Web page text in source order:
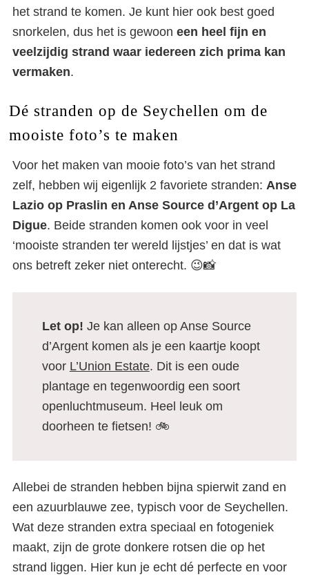
het strand te komen. Je kunt hier ook best goed
snorkelen, dus het is gewoon een heel fijn en
veelzijdig strand waar iedereen zich prima kan
vermaken.
Dé stranden op de Seychellen om de
mooiste foto’s te maken
Voor het maken van mooie foto’s van het strand
zelf, hebben wij eigenlijk 2 favoriete stranden: Anse
Lazio op Praslin en Anse Source d’Argent op La
Digue. Beide stranden komen ook voor in veel
‘mooiste stranden ter wereld lijstjes’ en dat is wat
ons betreft zeker niet onterecht. 😉📸
Let op! Je kan alleen op Anse Source
d’Argent komen als je een kaartje koopt
voor L’Union Estate. Dit is een oude
plantage en tegenwoordig een soort
openluchtmuseum. Heel leuk om
doorheen te fietsen! 🚲
Allebei de stranden hebben bijna spierwit zand en
een azuurblauwe zee, typisch voor de Seychellen.
Wat deze stranden extra speciaal en fotogeniek
maakt, zijn de grote donkere rotsen die op het
strand liggen. Hier kun je echt dé perfecte en voor